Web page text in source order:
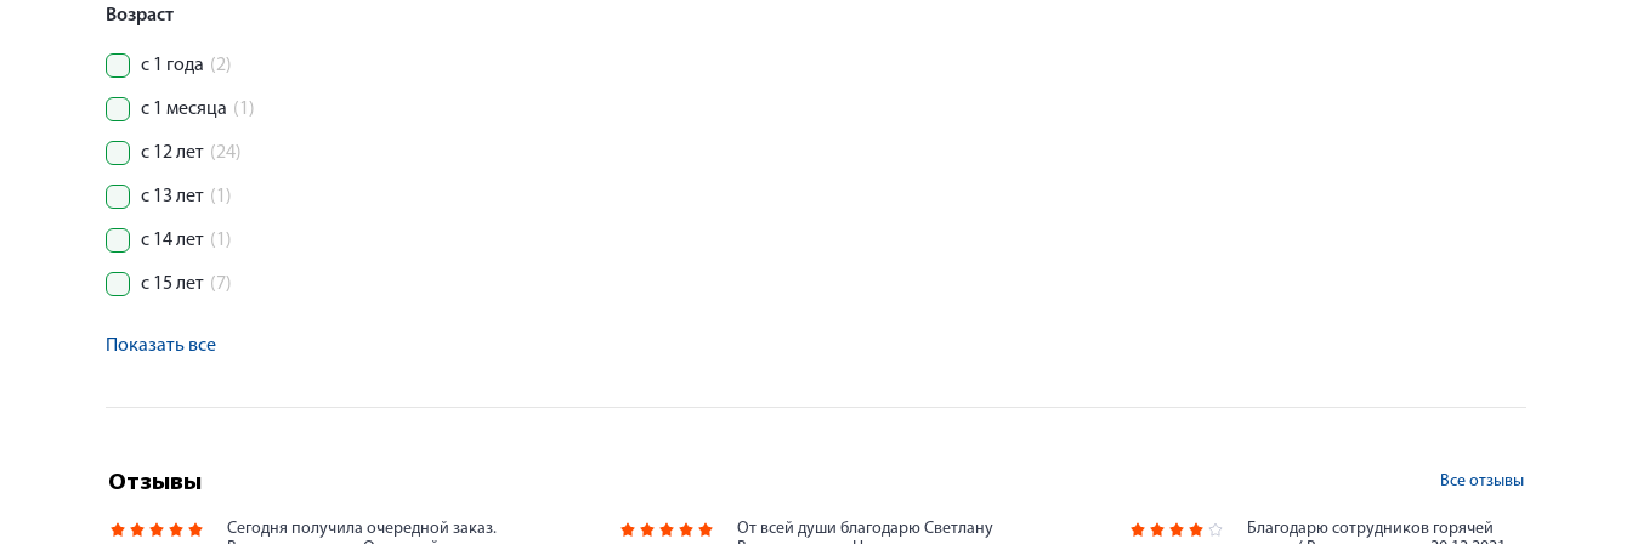
Возраст
с 1 года (2)
с 1 месяца (1)
с 12 лет (24)
с 13 лет (1)
с 14 лет (1)
с 15 лет (7)
Показать все
Отзывы Все отзывы
Сегодня получила очередной заказ.
От всей души благодарю Светлану
Благодарю сотрудников горячей